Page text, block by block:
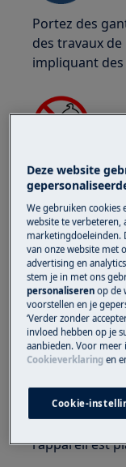
Portez des
des travaux
impliquant
ATTENTION !
Petites pièces,
moins de 3
et l'emballage
Seuls les
produit.
Avant toute
l'arrivée d'eau
l'appareil de
être effectuée
position
endommager
l'appareil est
Deze website
We gebruiken cookies
website te
marketingdoeleinden.
van onze website met
advertising en
stem je in met ons
personaliseren op de
voorstellen en je
‘Verder zonder
invloed hebben op je
aanbieden. Voor
Cookieverklaring en
Cookie-